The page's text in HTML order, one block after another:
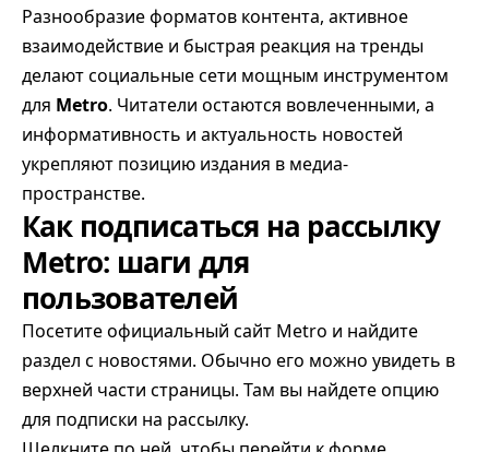
Разнообразие форматов контента, активное
взаимодействие и быстрая реакция на тренды
делают социальные сети мощным инструментом
для Metro. Читатели остаются вовлеченными, а
информативность и актуальность новостей
укрепляют позицию издания в медиа-
пространстве.
Как подписаться на рассылку
Metro: шаги для
пользователей
Посетите официальный сайт Metro и найдите
раздел с новостями. Обычно его можно увидеть в
верхней части страницы. Там вы найдете опцию
для подписки на рассылку.